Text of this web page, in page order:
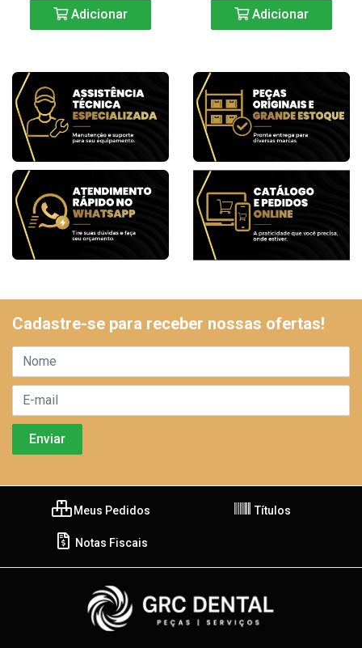
Adicionar Adicionar
Cadastre-se para receber nossas ofertas!
Meus Pedidos Títulos
Notas Fiscais